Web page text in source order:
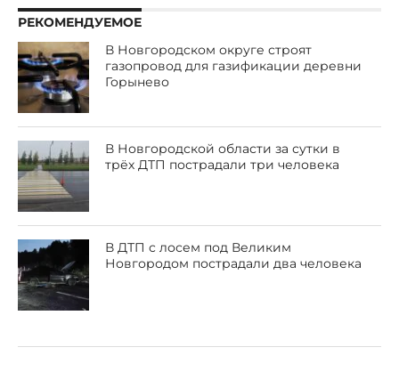
РЕКОМЕНДУЕМОЕ
В Новгородском округе строят
газопровод для газификации деревни
Горынево
В Новгородской области за сутки в
трёх ДТП пострадали три человека
В ДТП с лосем под Великим
Новгородом пострадали два человека